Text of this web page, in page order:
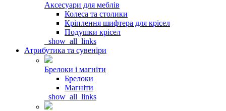
Аксесуари для меблів
Колеса та столики
Кріплення шифтера для крісел
Подушки крісел
_show_all_links
Атрибутика та сувеніри
Брелоки і магніти
Брелоки
Магніти
_show_all_links